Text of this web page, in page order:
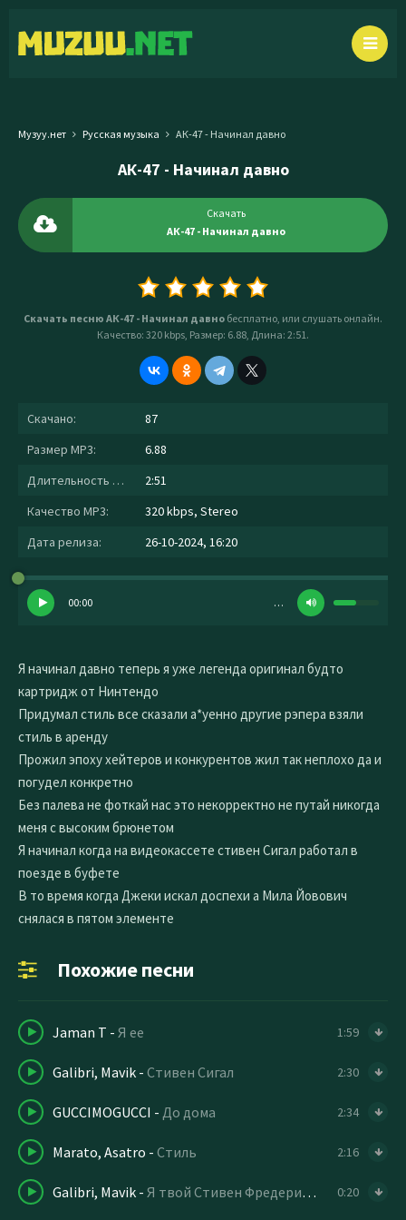
Музуу.нет Русская музыка АК-47 - Начинал давно
АК-47 - Начинал давно
Скачать
АК-47 - Начинал давно
Скачать песню АК-47 - Начинал давно бесплатно, или слушать онлайн.
Качество: 320 kbps, Размер: 6.88, Длина: 2:51.
Скачано:
87
Размер MP3:
6.88
Длительность MP3:
2:51
Качество MP3:
320 kbps, Stereo
Дата релиза:
26-10-2024, 16:20
00:00 …
Я начинал давно теперь я уже легенда оригинал будто
картридж от Нинтендо
Придумал стиль все сказали а*уенно другие рэпера взяли
стиль в аренду
Прожил эпоху хейтеров и конкурентов жил так неплохо да и
погудел конкретно
Без палева не фоткай нас это некорректно не путай никогда
меня с высоким брюнетом
Я начинал когда на видеокассете стивен Сигал работал в
поезде в буфете
В то время когда Джеки искал доспехи а Мила Йовович
снялася в пятом элементе
Похожие песни
Jaman T - Я ее 1:59
Galibri, Mavik - Стивен Сигал 2:30
GUCCIMOGUCCI - До дома 2:34
Marato, Asatro - Стиль 2:16
Galibri, Mavik - Я твой Стивен Фредерик Сигал 0:20